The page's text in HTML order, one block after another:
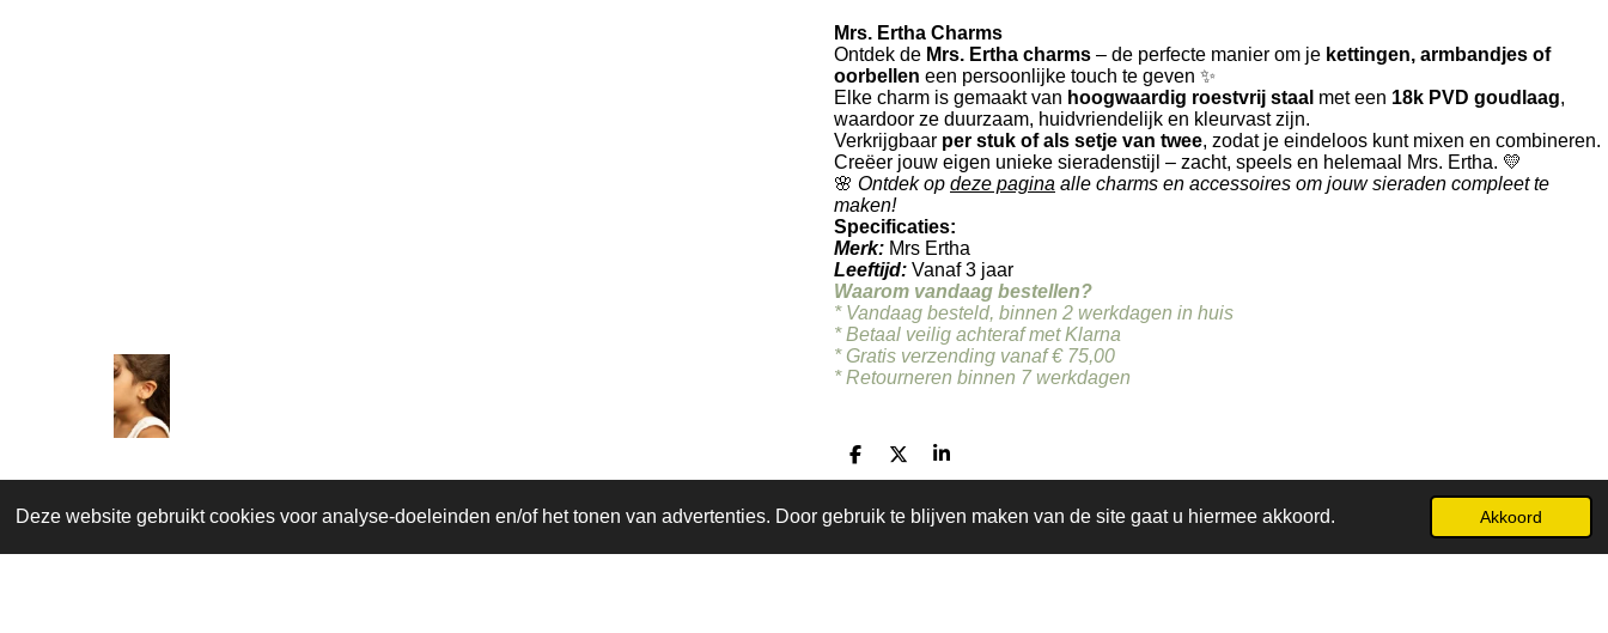
Deze website gebruikt cookies voor analyse-doeleinden en/of het tonen van advertenties. Door gebruik te blijven maken van de site gaat u hiermee akkoord. Akkoord
Mrs. Ertha Charms
Ontdek de Mrs. Ertha charms – de perfecte manier om je kettingen, armbandjes of
oorbellen een persoonlijke touch te geven ✨
Elke charm is gemaakt van hoogwaardig roestvrij staal met een 18k PVD goudlaag,
waardoor ze duurzaam, huidvriendelijk en kleurvast zijn.
Verkrijgbaar per stuk of als setje van twee, zodat je eindeloos kunt mixen en combineren.
Creëer jouw eigen unieke sieradenstijl – zacht, speels en helemaal Mrs. Ertha. 💛
🌸 Ontdek op deze pagina alle charms en accessoires om jouw sieraden compleet te
maken!
Specificaties:
Merk: Mrs Ertha
Leeftijd: Vanaf 3 jaar
Waarom vandaag bestellen?
* Vandaag besteld, binnen 2 werkdagen in huis
* Betaal veilig achteraf met Klarna
* Gratis verzending vanaf € 75,00
* Retourneren binnen 7 werkdagen
D
e
e
D
e
l
S
h
r
Powered byJouwWeb